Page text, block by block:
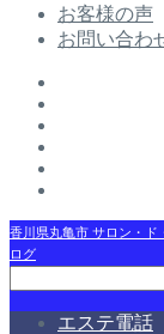
お客様の声
お問い合わ
香川県丸亀市 サロン・ド
ログ
エステ電話